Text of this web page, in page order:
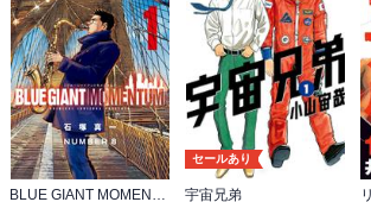
セールあり
宇宙兄弟